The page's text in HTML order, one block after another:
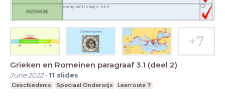
Grieken en Romeinen paragraaf 3.1 (deel 2)
June 2022- 11 slides
Geschiedenis Speciaal Onderwijs Leerroute 7